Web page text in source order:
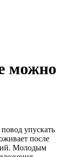
можно
упускать
после
Молодым